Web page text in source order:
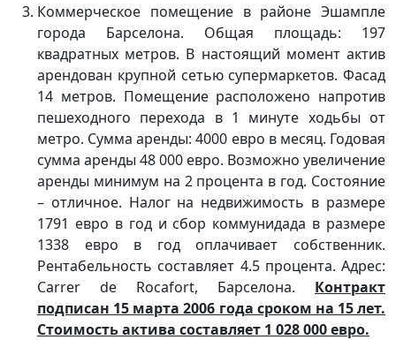
Коммерческое помещение в районе Эшампле
города Барселона. Общая площадь: 197
квадратных метров. В настоящий момент актив
арендован крупной сетью супермаркетов. Фасад
14 метров. Помещение расположено напротив
пешеходного перехода в 1 минуте ходьбы от
метро. Сумма аренды: 4000 евро в месяц. Годовая
сумма аренды 48 000 евро. Возможно увеличение
аренды минимум на 2 процента в год. Состояние
– отличное. Налог на недвижимость в размере
1791 евро в год и сбор коммунидада в размере
1338 евро в год оплачивает собственник.
Рентабельность составляет 4.5 процента. Адрес:
Carrer de Rocafort, Барселона. Контракт
подписан 15 марта 2006 года сроком на 15 лет.
Стоимость актива составляет 1 028 000 евро.